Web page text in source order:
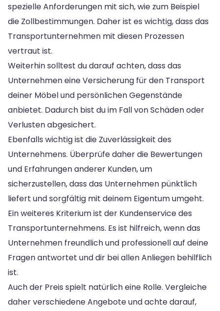
spezielle Anforderungen mit sich, wie zum Beispiel
die Zollbestimmungen. Daher ist es wichtig, dass das
Transportunternehmen mit diesen Prozessen
vertraut ist.
Weiterhin solltest du darauf achten, dass das
Unternehmen eine Versicherung für den Transport
deiner Möbel und persönlichen Gegenstände
anbietet. Dadurch bist du im Fall von Schäden oder
Verlusten abgesichert.
Ebenfalls wichtig ist die Zuverlässigkeit des
Unternehmens. Überprüfe daher die Bewertungen
und Erfahrungen anderer Kunden, um
sicherzustellen, dass das Unternehmen pünktlich
liefert und sorgfältig mit deinem Eigentum umgeht.
Ein weiteres Kriterium ist der Kundenservice des
Transportunternehmens. Es ist hilfreich, wenn das
Unternehmen freundlich und professionell auf deine
Fragen antwortet und dir bei allen Anliegen behilflich
ist.
Auch der Preis spielt natürlich eine Rolle. Vergleiche
daher verschiedene Angebote und achte darauf,